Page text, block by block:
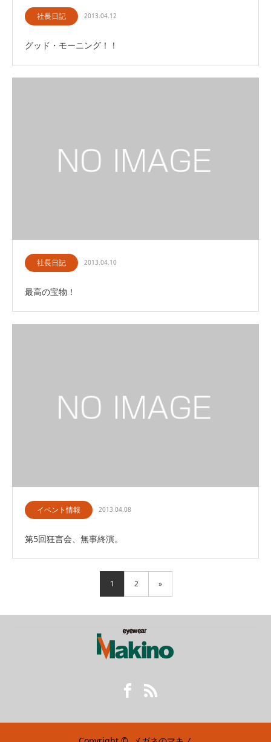
社長日記 2013.04.12
グッド・モーニング！！
社長日記 2013.04.10
最高の宝物！
イベント情報 2013.04.08
第5回狂言会、無事終演。
1 2 »